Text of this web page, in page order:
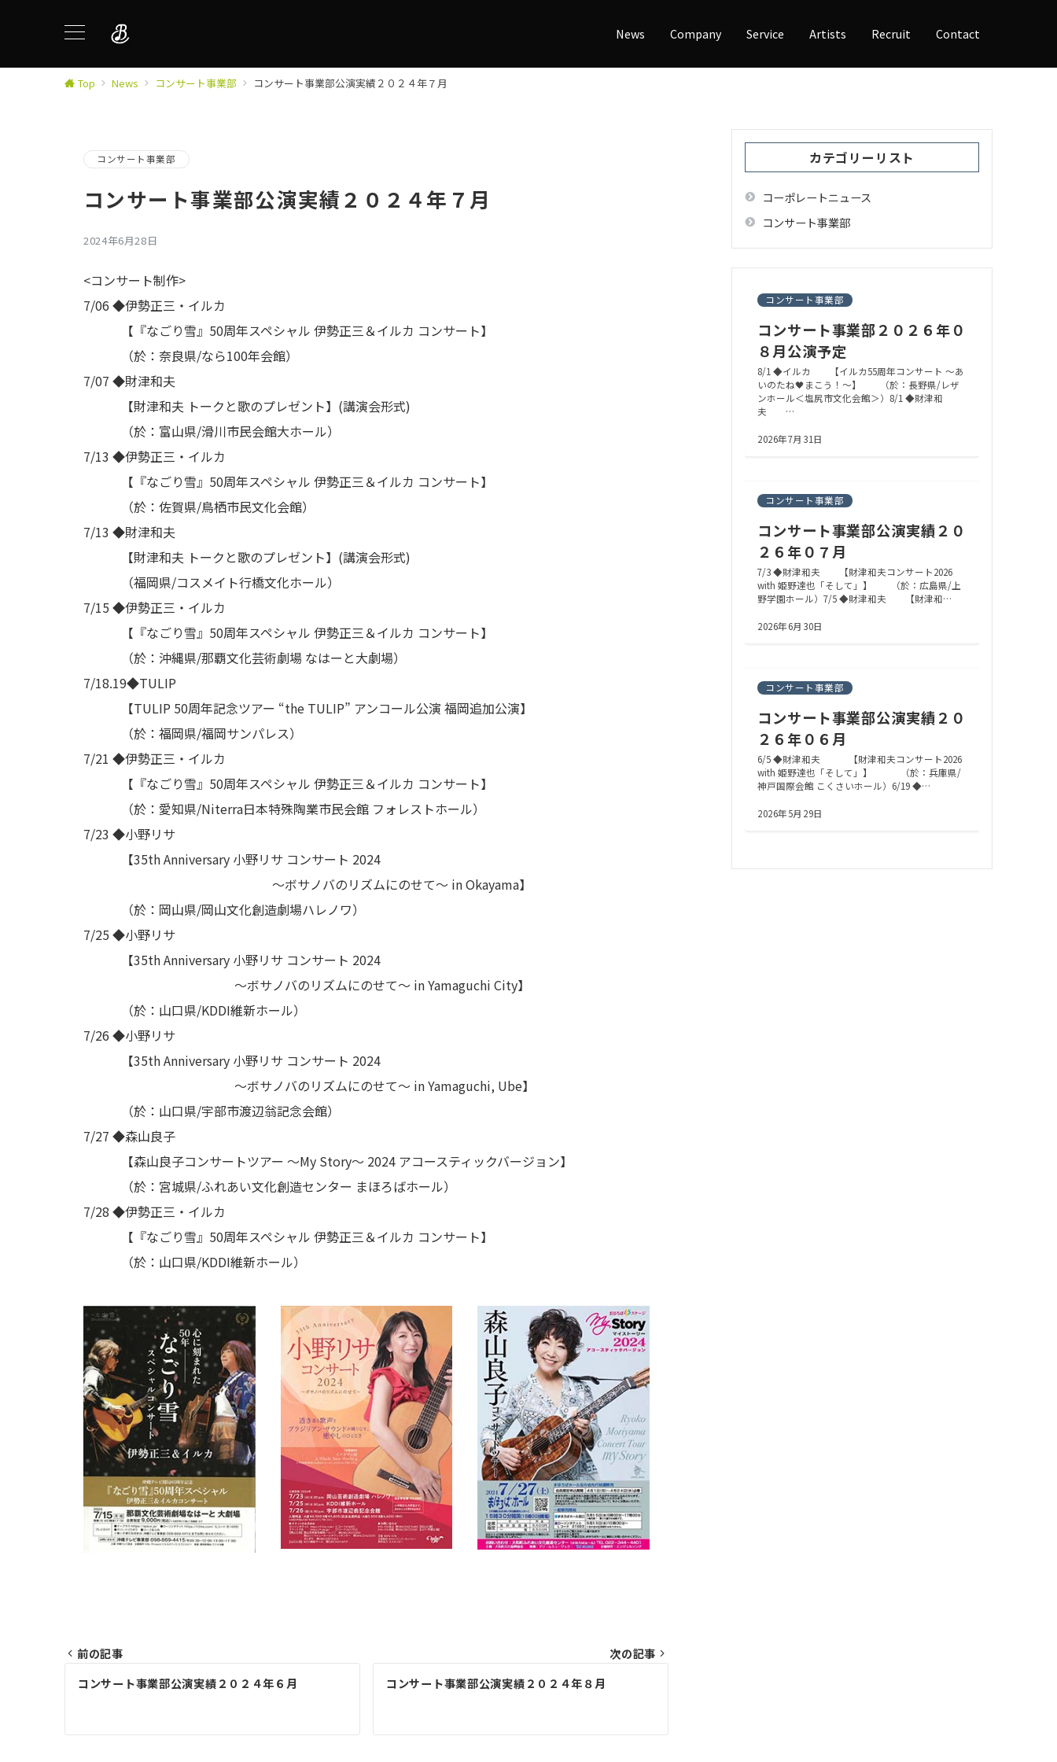
News Company Service Artists Recruit Contact
Top News コンサート事業部 コンサート事業部公演実績２０２４年７月
コンサート事業部
コンサート事業部公演実績２０２４年７月
2024年6月28日
<コンサート制作>
7/06 ◆伊勢正三・イルカ
【『なごり雪』50周年スペシャル 伊勢正三＆イルカ コンサート】
（於：奈良県/なら100年会館）
7/07 ◆財津和夫
【財津和夫 トークと歌のプレゼント】(講演会形式)
（於：富山県/滑川市民会館大ホール）
7/13 ◆伊勢正三・イルカ
【『なごり雪』50周年スペシャル 伊勢正三＆イルカ コンサート】
（於：佐賀県/鳥栖市民文化会館）
7/13 ◆財津和夫
【財津和夫 トークと歌のプレゼント】(講演会形式)
（福岡県/コスメイト行橋文化ホール）
7/15 ◆伊勢正三・イルカ
【『なごり雪』50周年スペシャル 伊勢正三＆イルカ コンサート】
（於：沖縄県/那覇文化芸術劇場 なはーと大劇場）
7/18.19◆TULIP
【TULIP 50周年記念ツアー “the TULIP” アンコール公演 福岡追加公演】
（於：福岡県/福岡サンパレス）
7/21 ◆伊勢正三・イルカ
【『なごり雪』50周年スペシャル 伊勢正三＆イルカ コンサート】
（於：愛知県/Niterra日本特殊陶業市民会館 フォレストホール）
7/23 ◆小野リサ
【35th Anniversary 小野リサ コンサート 2024
～ボサノバのリズムにのせて～ in Okayama】
（於：岡山県/岡山文化創造劇場ハレノワ）
7/25 ◆小野リサ
【35th Anniversary 小野リサ コンサート 2024
～ボサノバのリズムにのせて～ in Yamaguchi City】
（於：山口県/KDDI維新ホール）
7/26 ◆小野リサ
【35th Anniversary 小野リサ コンサート 2024
～ボサノバのリズムにのせて～ in Yamaguchi, Ube】
（於：山口県/宇部市渡辺翁記念会館）
7/27 ◆森山良子
【森山良子コンサートツアー ～My Story～ 2024 アコースティックバージョン】
（於：宮城県/ふれあい文化創造センター まほろばホール）
7/28 ◆伊勢正三・イルカ
【『なごり雪』50周年スペシャル 伊勢正三＆イルカ コンサート】
（於：山口県/KDDI維新ホール）
投
ナ
前の記事
コンサート事業部公演実績２０２４年６月
次の記事
コンサート事業部公演実績２０２４年８月
カテゴリーリスト
コーポレートニュース
コンサート事業部
コンサート事業部
コンサート事業部２０２６年０
８月公演予定
8/1 ◆イルカ 【イルカ55周年コンサート ～あ
いのたね🖤まこう！～】 （於：長野県/レザ
ンホール＜塩尻市文化会館＞）8/1 ◆財津和
夫 …
2026年7月31日
コンサート事業部
コンサート事業部公演実績２０
２６年０７月
7/3 ◆財津和夫 【財津和夫コンサート2026
with 姫野達也「そして」】 （於：広島県/上
野学園ホール）7/5 ◆財津和夫 【財津和…
2026年6月30日
コンサート事業部
コンサート事業部公演実績２０
２６年０６月
6/5 ◆財津和夫 【財津和夫コンサート2026
with 姫野達也「そして」】 （於：兵庫県/
神戸国際会館 こくさいホール）6/19 ◆…
2026年5月29日